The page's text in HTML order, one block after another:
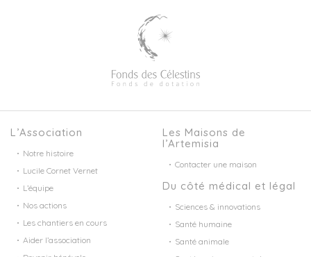
L’Association
Notre histoire
Lucile Cornet Vernet
L’équipe
Nos actions
Les chantiers en cours
Aider l’association
Les Maisons de
l’Artemisia
Contacter une maison
Du côté médical et légal
Sciences & innovations
Santé humaine
Santé animale